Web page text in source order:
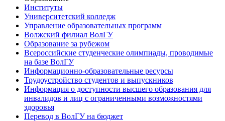
Институты
Университетский колледж
Управление образовательных программ
Волжский филиал ВолГУ
Образование за рубежом
Всероссийские студенческие олимпиады, проводимые
на базе ВолГУ
Информационно-образовательные ресурсы
Трудоустройство студентов и выпускников
Информация о доступности высшего образования для
инвалидов и лиц с ограниченными возможностями
здоровья
Перевод в ВолГУ на бюджет